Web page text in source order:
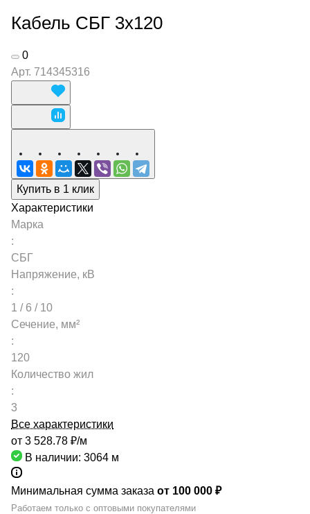
Кабель СБГ 3х120
0
Арт. 714345316
Купить в 1 клик
Характеристики
Марка
:
СБГ
Напряжение, кВ
:
1 / 6 / 10
Сечение, мм²
:
120
Количество жил
:
3
Все характеристики
от 3 528.78 ₽/м
В наличии: 3064 м
Минимальная сумма заказа от 100 000 ₽
Работаем только с оптовыми покупателями